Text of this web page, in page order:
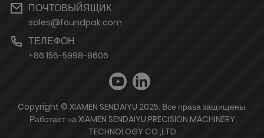
ПОЧТОВЫЙЯЩИК
sales@foundpak.com
ТЕЛЕФОН
+86 156-5998-8606
Copyright © XIAMEN SENDAIYU 2025. Все права защищены.
Работает на XIAMEN SENDAIYU PRECISION MACHINERY
TECHNOLOGY CO.,LTD